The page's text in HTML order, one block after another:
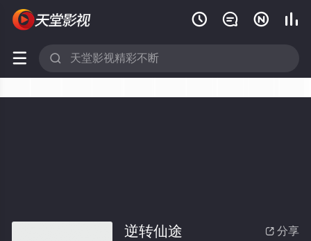
   
 
 分享
逆转仙途